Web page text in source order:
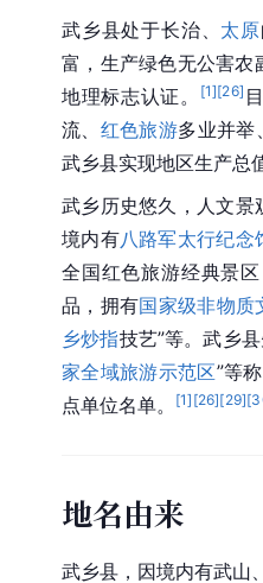
武乡县处于长治、 太原
富，生产绿色无公害农
地理标志认证。
[1][26]
流、 红色旅游多业并举
武乡县实现地区生产总
武乡历史悠久，人文景
境内有八路军太行纪念
全国红色旅游经典景
品，拥有国家级非物质
乡炒指技艺”等。武乡
家全域旅游示范区”等
点单位名单。
[1] [26][29][
地名由来
武乡县，因境内有武山